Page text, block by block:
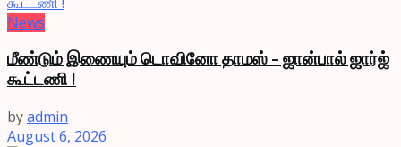
News
மீண்டும் இணையும் டொவினோ தாமஸ் – ஜான்பால் ஜார்ஜ்
கூட்டணி !
byadmin
August 6, 2026